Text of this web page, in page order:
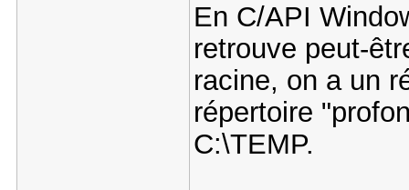
En C/API
retrouve peut-
racine, on a un
répertoire
C:\TEMP.